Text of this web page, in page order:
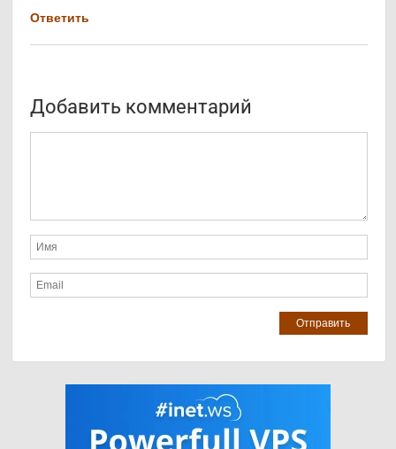
Ответить
Добавить комментарий